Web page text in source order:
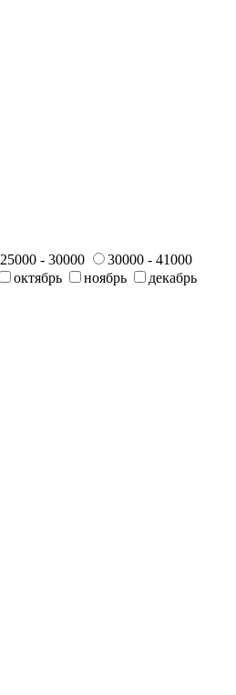
25000 - 30000
30000 - 41000
октябрь ноябрь декабрь